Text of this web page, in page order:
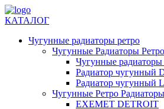
КАТАЛОГ
Чугунные радиаторы ретро
Чугунные Радиаторы
Чугунные радиаторы
Радиатор чугунный
Радиатор чугунный
Чугунные Ретро
EXEMET DETROIT